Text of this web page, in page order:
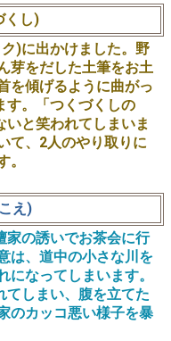
くし)
)に出かけました。野
芽をだした土筆をお土
を傾げるように曲がっ
す。「つくづくしの
と笑われてしまいま
て、2人のやり取りに
え)
家の誘いでお茶会に行
は、道中の小さな川を
なってしまいます。
てしまい、腹を立てた
のカッコ悪い様子を暴